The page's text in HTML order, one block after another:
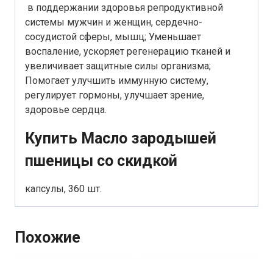
в поддержании здоровья репродуктивной
системы мужчин и женщин, сердечно-
сосудистой сферы, мышц; Уменьшает
воспаление, ускоряет регенерацию тканей и
увеличивает защитные силы организма;
Помогает улучшить иммунную систему,
регулирует гормоны, улучшает зрение,
здоровье сердца.
Купить Масло зародышей
пшеницы со скидкой
капсулы, 360 шт.
Похожие